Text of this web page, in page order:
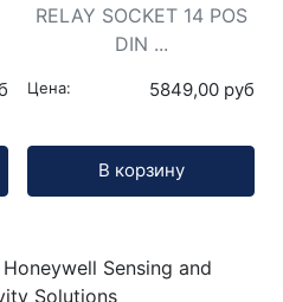
RELAY SOCKET 14 POS
DIN ...
Цена: 5849,00 руб
В корзину
Sensing and
Solutions